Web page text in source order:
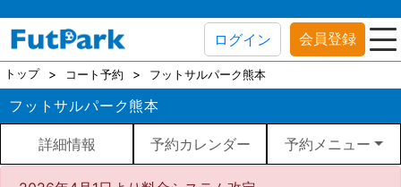
ログイン 会員登録
トップ コート予約 フットサルパーク熊本
フットサルパーク熊本
詳細情報 予約カレンダー 予約メニュー